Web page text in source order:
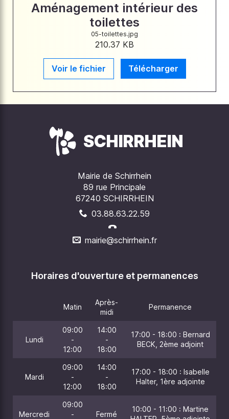
Aménagement intérieur des
toilettes
05-toilettes.jpg
210.37 KB
Voir le fichier Télécharger
SCHIRRHEIN
Mairie de Schirrhein
89 rue Principale
67240 SCHIRRHEIN
03.88.63.22.59
mairie@schirrhein.fr
Horaires d'ouverture et permanences
Matin
Après-
midi
Permanence
Lundi
09:00
-
12:00
14:00
-
18:00
17:00 - 18:00 : Bernard
BECK, 2ème adjoint
Mardi
09:00
-
12:00
14:00
-
18:00
17:00 - 18:00 : Isabelle
Halter, 1ère adjointe
Mercredi
09:00
-
Fermé
10:00 - 11:00 : Martine